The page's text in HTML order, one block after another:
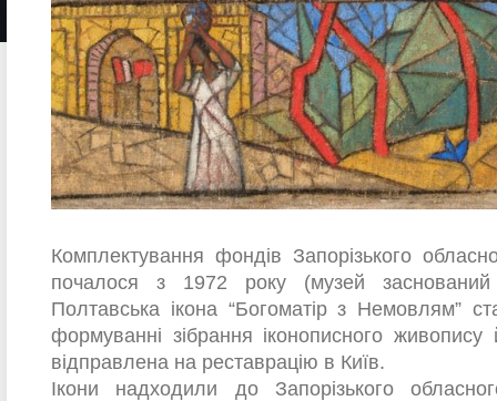
Комплектування фондів Запорізького
почалося з 1972 року (музей
Полтавська ікона “Богоматір з Немовлям”
формуванні зібрання іконописного
відправлена на реставрацію в Київ.
Ікони надходили до Запорізького